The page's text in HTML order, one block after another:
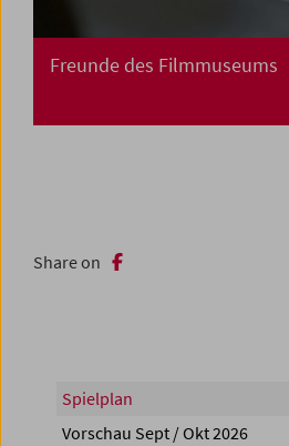
Freunde des Filmmuseums
Share on
Spielplan
Vorschau Sept / Okt 2026